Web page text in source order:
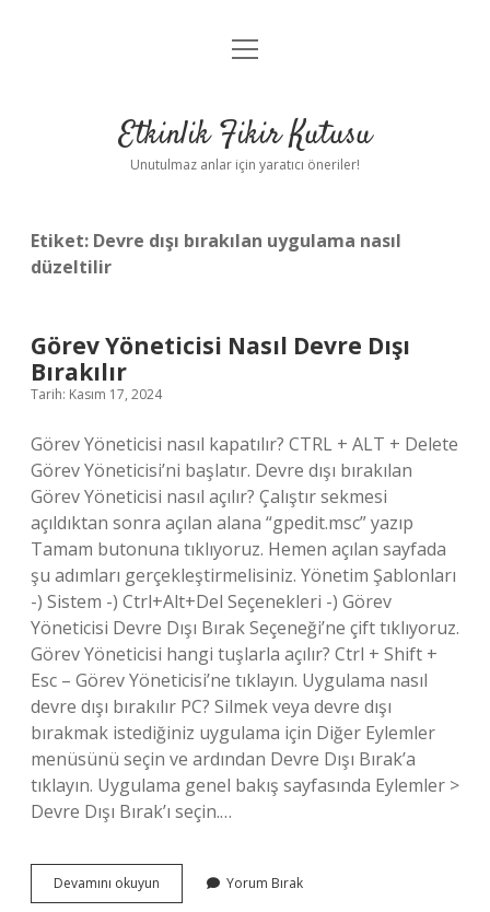
Anasayfa
Yasal Uyarı
menüyü
Etkinlik Fikir Kutusu
Unutulmaz anlar için yaratıcı öneriler!
Etiket: Devre dışı bırakılan uygulama nasıl
düzeltilir
Görev Yöneticisi Nasıl Devre Dışı
Bırakılır
Tarih: Kasım 17, 2024
Görev Yöneticisi nasıl kapatılır? CTRL + ALT + Delete
Görev Yöneticisi’ni başlatır. Devre dışı bırakılan
Görev Yöneticisi nasıl açılır? Çalıştır sekmesi
açıldıktan sonra açılan alana “gpedit.msc” yazıp
Tamam butonuna tıklıyoruz. Hemen açılan sayfada
şu adımları gerçekleştirmelisiniz. Yönetim Şablonları
-) Sistem -) Ctrl+Alt+Del Seçenekleri -) Görev
Yöneticisi Devre Dışı Bırak Seçeneği’ne çift tıklıyoruz.
Görev Yöneticisi hangi tuşlarla açılır? Ctrl + Shift +
Esc – Görev Yöneticisi’ne tıklayın. Uygulama nasıl
devre dışı bırakılır PC? Silmek veya devre dışı
bırakmak istediğiniz uygulama için Diğer Eylemler
menüsünü seçin ve ardından Devre Dışı Bırak’a
tıklayın. Uygulama genel bakış sayfasında Eylemler >
Devre Dışı Bırak’ı seçin.…
Devamını okuyun
Yöneticisi
Yorum Bırak